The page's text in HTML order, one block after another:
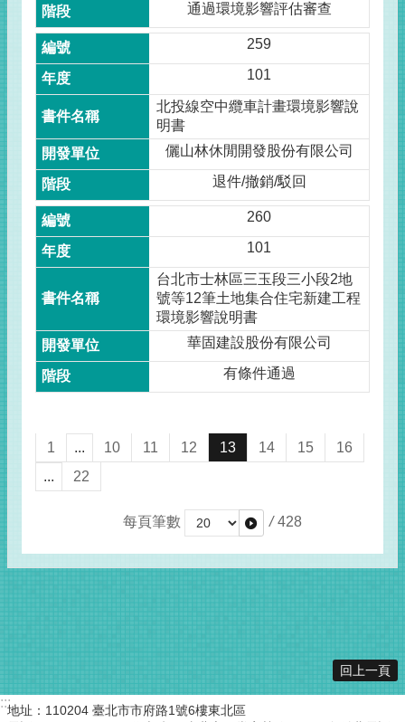
通過環境影響評估審查
259
101
北投線空中纜車計畫環境影響說
明書
儷山林休閒開發股份有限公司
退件/撤銷/駁回
260
101
台北市士林區三玉段三小段2地
號等12筆土地集合住宅新建工程
環境影響說明書
華固建設股份有限公司
有條件通過
1 ... 10 11 12 13 14 15
16
...
22
每頁筆數 / 428
回上一頁
:::地址：110204 臺北市市府路1號6樓東北區